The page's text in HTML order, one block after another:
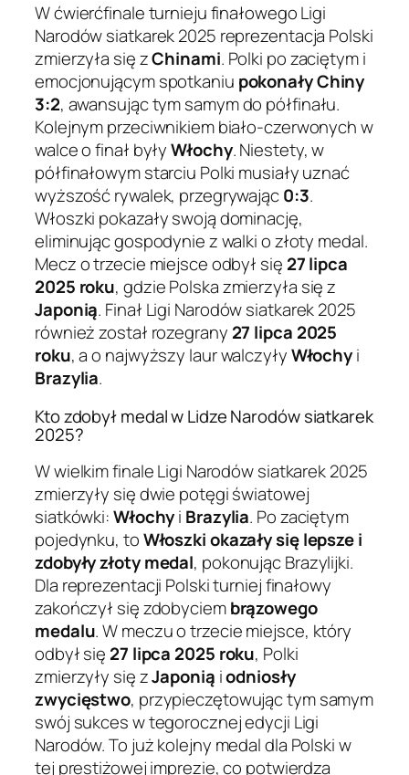
W ćwierćfinale turnieju finałowego Ligi
Narodów siatkarek 2025 reprezentacja Polski
zmierzyła się zChinami. Polki po zaciętym i
emocjonującym spotkaniu pokonały Chiny
3:2, awansując tym samym do półfinału.
Kolejnym przeciwnikiem biało-czerwonych w
walce o finał byłyWłochy. Niestety, w
półfinałowym starciu Polki musiały uznać
wyższość rywalek, przegrywając0:3.
Włoszki pokazały swoją dominację,
eliminując gospodynie z walki o złoty medal.
Mecz o trzecie miejsce odbył się 27 lipca
2025 roku, gdzie Polska zmierzyła się z
Japonią. Finał Ligi Narodów siatkarek 2025
również został rozegrany 27 lipca 2025
roku, a o najwyższy laur walczyłyWłochyi
Brazylia.
Kto zdobył medal w Lidze Narodów siatkarek
2025?
W wielkim finale Ligi Narodów siatkarek 2025
zmierzyły się dwie potęgi światowej
siatkówki:Włochyi Brazylia. Po zaciętym
pojedynku, toWłoszki okazały się lepsze i
zdobyły złoty medal, pokonując Brazylijki.
Dla reprezentacji Polski turniej finałowy
zakończył się zdobyciembrązowego
medalu. W meczu o trzecie miejsce, który
odbył się 27 lipca 2025 roku, Polki
zmierzyły się zJaponią iodniosły
zwycięstwo, przypieczętowując tym samym
swój sukces w tegorocznej edycji Ligi
Narodów. To już kolejny medal dla Polski w
tej prestiżowej imprezie, co potwierdza